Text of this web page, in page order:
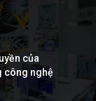
của
công nghệ